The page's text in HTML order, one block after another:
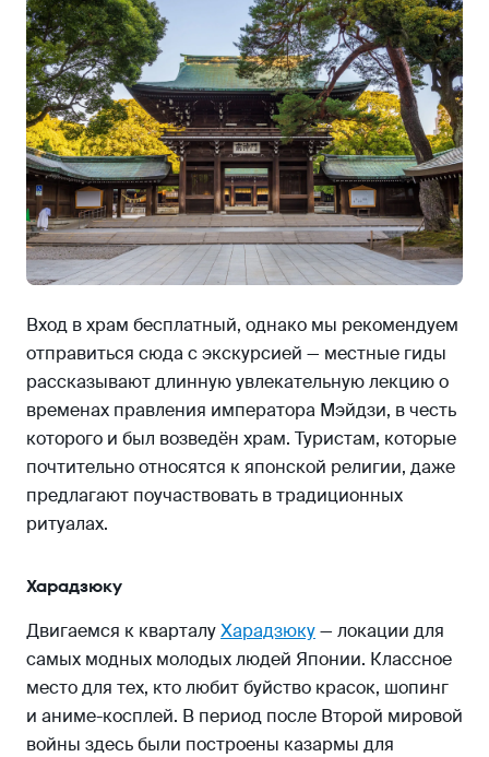
Вход в храм бесплатный, однако мы рекомендуем
отправиться сюда с экскурсией — местные гиды
рассказывают длинную увлекательную лекцию о
временах правления императора Мэйдзи, в честь
которого и был возведён храм. Туристам, которые
почтительно относятся к японской религии, даже
предлагают поучаствовать в традиционных
ритуалах.
Харадзюку
Двигаемся к кварталуХарадзюку— локации для
самых модных молодых людей Японии. Классное
место для тех, кто любит буйство красок, шопинг
и аниме-косплей. В период после Второй мировой
войны здесь были построены казармы для